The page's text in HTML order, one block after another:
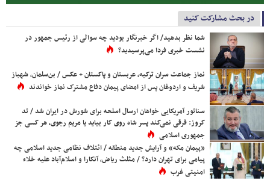
در بحث مشارکت کنید
شما نظر بدهید/ اگر خبرنگار بودید چه سوالی از رئیس جمهور در
نشست خبری فردا می‌پرسیدید؟
نماز جماعت سران ترکیه، عربستان و پاکستان + عکس / بن‌سلمان، شهباز
شریف و اردوغان پس از امضای پیمان دفاع مشترک نماز خواندند
سناتور آمریکایی خواهان ارسال اسلحه برای شورش در ایران شد / تد
کروز: فرقی نمی‌کند پسر شاه روی کار بیاید یا مریم رجوی، هر کسی جز
جمهوری اسلامی
«پیمان مکه» و آرایش جدید منطقه / ائتلاف نظامی جدید اسلامی چه
پیامی برای تهران دارد؟ / مثلث ریاض، آنکارا و اسلام‌آباد علیه خلاء
امنیتی غرب